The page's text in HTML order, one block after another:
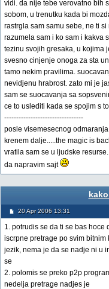
vidi. da nije tebe verovatno bih
sobom, u trenutku kada bi
rastrgla sam samu sebe, ne ti
razumela sam i ko sam i kakva
tezinu svojih gresaka, u kojima
svesno cinjenje onoga za sta
tamo nekim pravilima.
nevidjenu hrabrost. zato mi je
sam se suocavanja sa
ce to uslediti kada se spojim s
---------------------------------
posle visemesecnog
krenem dalje.....the magic is
vratila sam se u ljudske
da napravim sajt
20 Apr 2006 13:31
1. potrudis se da ti se bas hoce
iscrpne pretrage po svim
jezik, nema je da se nadje ni u
se
2. polomis se preko p2p
nedelja pretrage nadjes je